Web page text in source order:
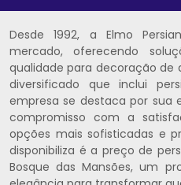
Desde 1992, a Elmo
mercado, oferecendo
qualidade para decoração
diversificado que inclui
empresa se destaca por sua
compromisso com a
opções mais sofisticadas e
disponibiliza é a preço de
Bosque das Mansões, um